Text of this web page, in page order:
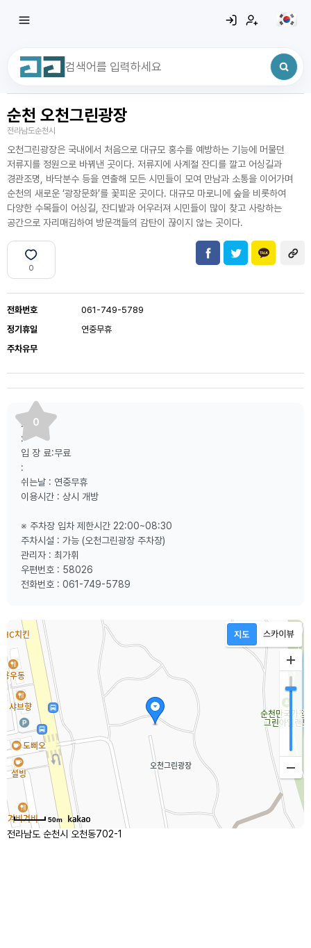
최근 검색어
순천 오천그린광장
전라남도순천시
오천그린광장은 국내에서 처음으로 대규모 홍수를 예방하는 기능에 머물던
저류지를 정원으로 바꿔낸 곳이다. 저류지에 사계절 잔디를 깔고 어싱길과
경관조명, 바닥분수 등을 연출해 모든 시민들이 모여 만남과 소통을 이어가며
순천의 새로운 ‘광장문화’를 꽃피운 곳이다. 대규모 마로니에 숲을 비롯하여
다양한 수목들이 어싱길, 잔디밭과 어우러져 시민들이 많이 찾고 사랑하는
공간으로 자리매김하여 방문객들의 감탄이 끊이지 않는 곳이다.
0
전화번호
061-749-5789
정기휴일
연중무휴
주차유무
0
:
:
입 장 료:무료
:
쉬는날 : 연중무휴
이용시간 : 상시 개방
※ 주차장 입차 제한시간 22:00~08:30
주차시설 : 가능 (오천그린광장 주차장)
관리자 : 최가휘
우편번호 : 58026
전화번호 : 061-749-5789
50m
전라남도 순천시 오천동702-1